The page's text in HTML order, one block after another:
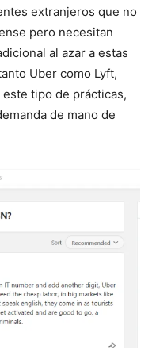
extranjeros que no
pero necesitan
al azar a estas
Uber como Lyft,
tipo de prácticas,
de mano de